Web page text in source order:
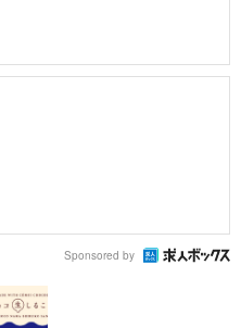
Sponsored by